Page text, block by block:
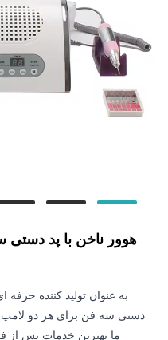
هوور ناخن با پد
به عنوان تولید کننده
دستی سه فن برای هر دو لامپ
ما بهترین خدمات پس از